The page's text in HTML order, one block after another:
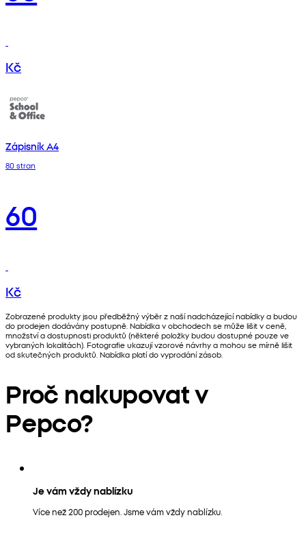
Kč
Zápisník A4
80 stran
60
Kč
Zobrazené produkty jsou předběžný výběr z naší nadcházející nabídky a budou
do prodejen dodávány postupně. Nabídka v obchodech se může lišit v ceně,
množství a dostupnosti produktů (některé položky budou dostupné pouze ve
vybraných lokalitách). Fotografie ukazují vzorové návrhy a mohou se mírně lišit
od skutečných produktů. Nabídka platí do vyprodání zásob.
Proč nakupovat v
Pepco?
Je vám vždy nablízku
Více než 200 prodejen. Jsme vám vždy nablízku.